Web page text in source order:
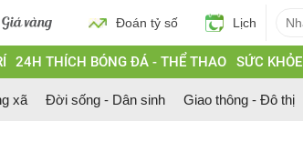
Đoán tỷ số Lịch
24H THÍCH BÓNG ĐÁ - THỂ THAO SỨC KHỎE
xã Đời sống - Dân sinh Giao thông - Đô thị